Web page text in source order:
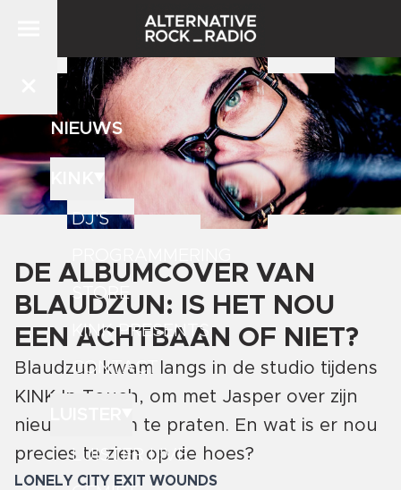
NIEUWS
DJ'S
STORE
KINK PRESENTS
CONTACT
LUISTER LIVE
DE ALBUMCOVER VAN
BLAUDZUN: IS HET NOU
EEN ACHTBAAN OF NIET?
Blaudzun kwam langs in de studio tijdens
KINK In Touch, om met Jasper over zijn
nieuwe album te praten. En wat is er nou
precies te zien op de hoes?
LONELY CITY EXIT WOUNDS